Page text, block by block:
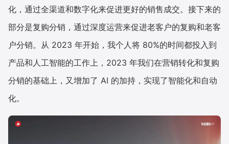
化，通过全渠道和数字化来促进更好的销售成交。接下来的
部分是复购分销，通过深度运营来促进老客户的复购和老客
户分销。从 2023 年开始，我个人将 80%的时间都投入到
产品和人工智能的工作上，2023 年我们在营销转化和复购
分销的基础上，又增加了 AI 的加持，实现了智能化和自动
化。